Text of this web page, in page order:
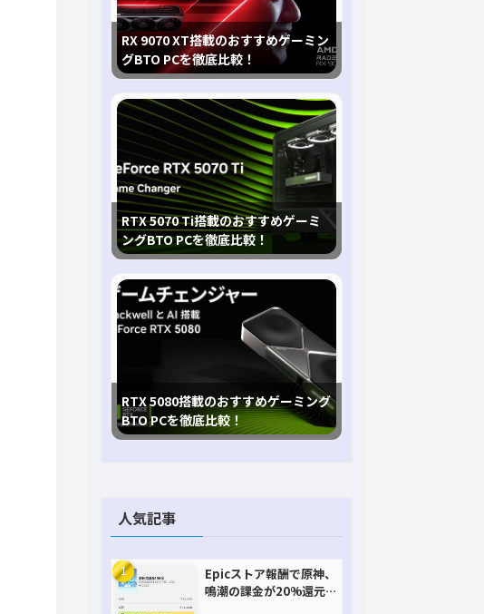
RX 9070 XT搭載のおすすめゲーミン
グBTO PCを徹底比較！
RTX 5070 Ti搭載のおすすめゲーミ
ングBTO PCを徹底比較！
RTX 5080搭載のおすすめゲーミング
BTO PCを徹底比較！
人気記事
Epicストア報酬で原神、
鳴潮の課金が20%還元